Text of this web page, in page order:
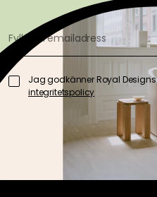
Jag godkänner Royal Designs
integritetspolicy